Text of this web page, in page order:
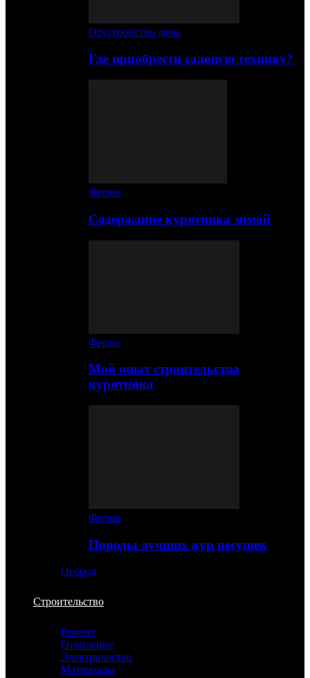
Обустройство дома
Где приобрести садовую технику?
Ферма
Содержание курятника зимой
Ферма
Мой опыт строительства
курятника
Ферма
Породы лучших кур несушек
Огород
Строительство
Ремонт
Отопление
Электричество
Материалы